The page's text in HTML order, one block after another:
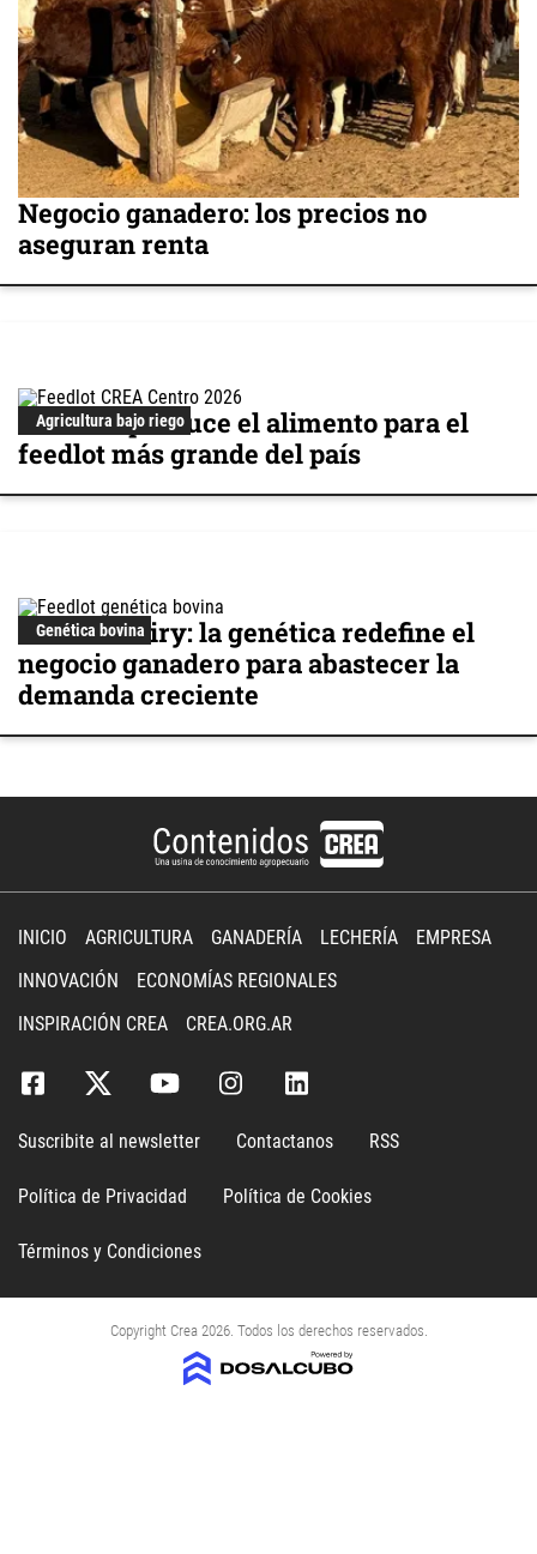
Negocio ganadero: los precios no
aseguran renta
Agricultura bajo riego
Cómo se produce el alimento para el
feedlot más grande del país
Genética bovina
Beef on Dairy: la genética redefine el
negocio ganadero para abastecer la
demanda creciente
INICIO AGRICULTURA GANADERÍA LECHERÍA
EMPRESA
INNOVACIÓN
ECONOMÍAS REGIONALES
INSPIRACIÓN CREA
CREA.ORG.AR
Suscribite al newsletter Contactanos RSS
Política de Privacidad Política de Cookies
Términos y Condiciones
Copyright Crea 2026. Todos los derechos reservados.